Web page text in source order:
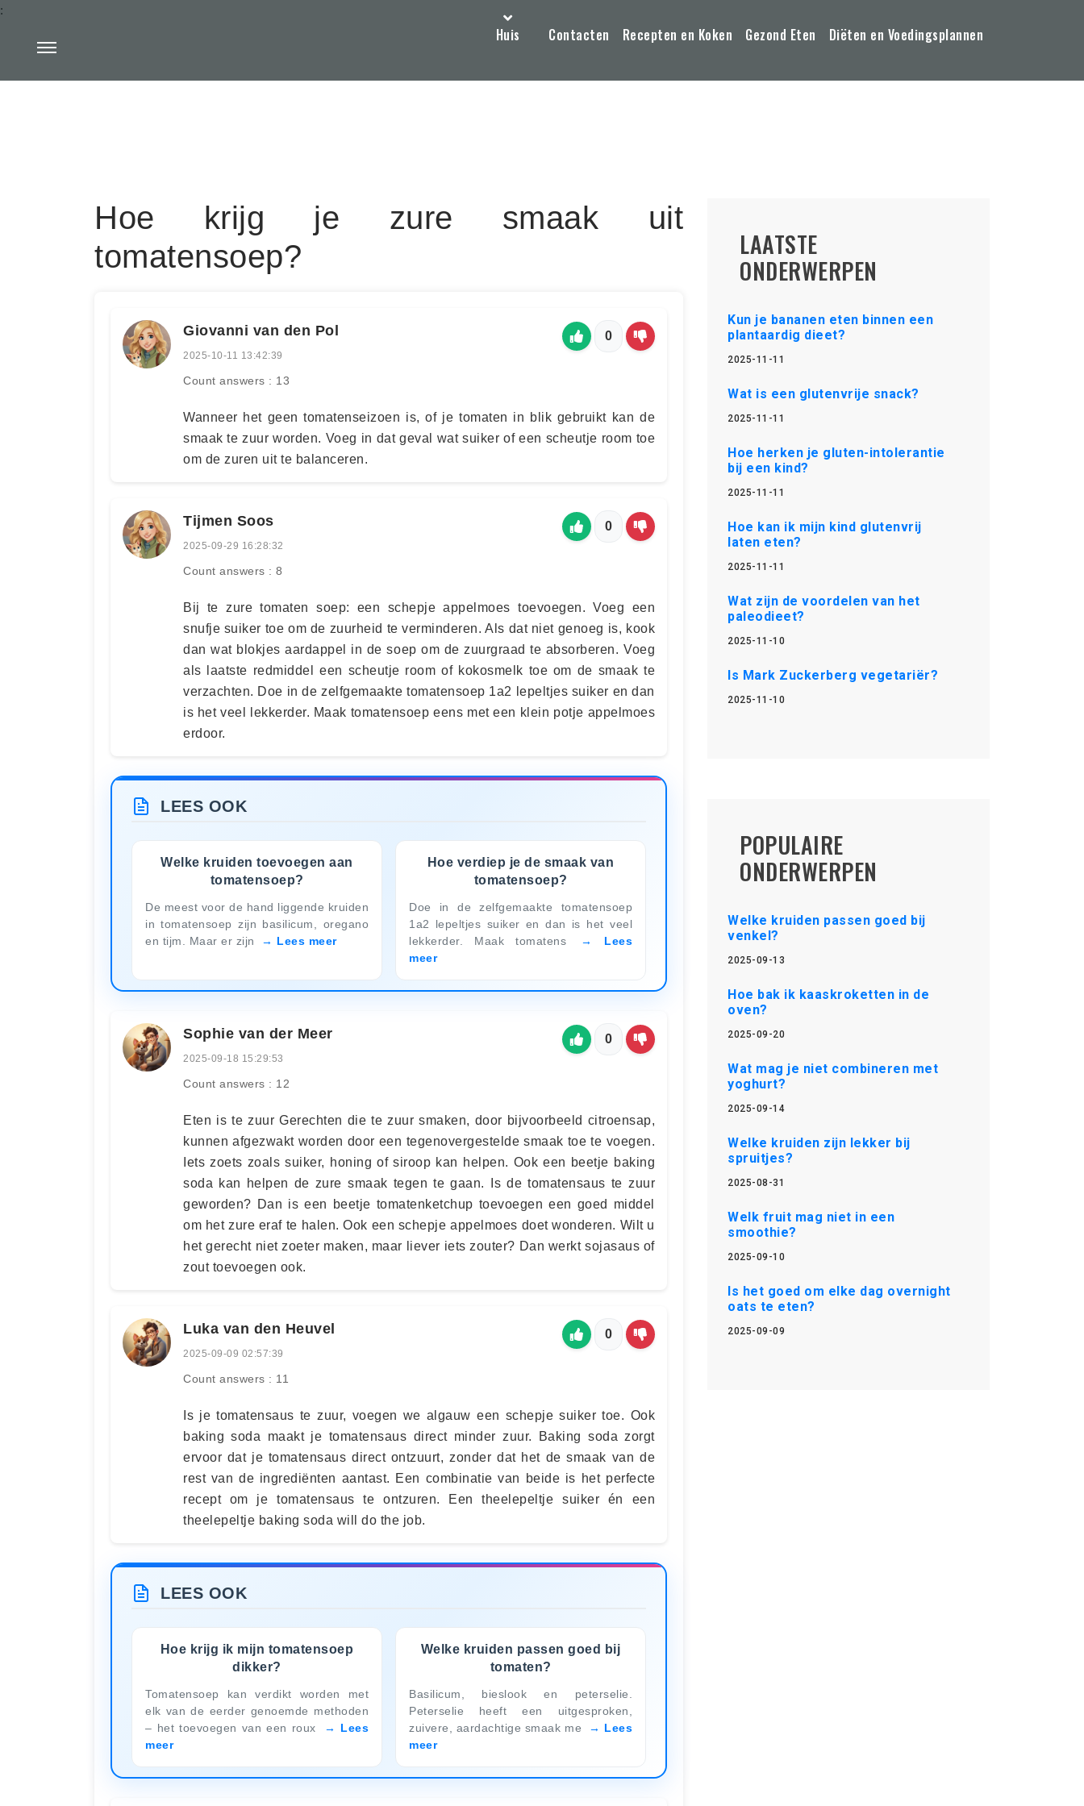
Huis Contacten Recepten en Koken Gezond Eten Diëten en Voedingsplannen
:
Hoe krijg je zure smaak uit
tomatensoep?
Giovanni van den Pol
2025-10-11 13:42:39
Count answers : 13
0
Wanneer het geen tomatenseizoen is, of je tomaten in blik gebruikt kan de
smaak te zuur worden. Voeg in dat geval wat suiker of een scheutje room toe
om de zuren uit te balanceren.
Tijmen Soos
2025-09-29 16:28:32
Count answers : 8
0
Bij te zure tomaten soep: een schepje appelmoes toevoegen. Voeg een
snufje suiker toe om de zuurheid te verminderen. Als dat niet genoeg is, kook
dan wat blokjes aardappel in de soep om de zuurgraad te absorberen. Voeg
als laatste redmiddel een scheutje room of kokosmelk toe om de smaak te
verzachten. Doe in de zelfgemaakte tomatensoep 1a2 lepeltjes suiker en dan
is het veel lekkerder. Maak tomatensoep eens met een klein potje appelmoes
erdoor.
LEES OOK
Welke kruiden toevoegen aan
tomatensoep?
De meest voor de hand liggende kruiden
in tomatensoep zijn basilicum, oregano
en tijm. Maar er zijn
Lees meer
Hoe verdiep je de smaak van
tomatensoep?
Doe in de zelfgemaakte tomatensoep
1a2 lepeltjes suiker en dan is het veel
lekkerder. Maak tomatens
Lees
meer
Sophie van der Meer
2025-09-18 15:29:53
Count answers : 12
0
Eten is te zuur Gerechten die te zuur smaken, door bijvoorbeeld citroensap,
kunnen afgezwakt worden door een tegenovergestelde smaak toe te voegen.
Iets zoets zoals suiker, honing of siroop kan helpen. Ook een beetje baking
soda kan helpen de zure smaak tegen te gaan. Is de tomatensaus te zuur
geworden? Dan is een beetje tomatenketchup toevoegen een goed middel
om het zure eraf te halen. Ook een schepje appelmoes doet wonderen. Wilt u
het gerecht niet zoeter maken, maar liever iets zouter? Dan werkt sojasaus of
zout toevoegen ook.
Luka van den Heuvel
2025-09-09 02:57:39
Count answers : 11
0
Is je tomatensaus te zuur, voegen we algauw een schepje suiker toe. Ook
baking soda maakt je tomatensaus direct minder zuur. Baking soda zorgt
ervoor dat je tomatensaus direct ontzuurt, zonder dat het de smaak van de
rest van de ingrediënten aantast. Een combinatie van beide is het perfecte
recept om je tomatensaus te ontzuren. Een theelepeltje suiker én een
theelepeltje baking soda will do the job.
LEES OOK
Hoe krijg ik mijn tomatensoep
dikker?
Tomatensoep kan verdikt worden met
elk van de eerder genoemde methoden
– het toevoegen van een roux
Lees
meer
Welke kruiden passen goed bij
tomaten?
Basilicum, bieslook en peterselie.
Peterselie heeft een uitgesproken,
zuivere, aardachtige smaak me
Lees
meer
LAATSTE
ONDERWERPEN
Kun je bananen eten binnen een
plantaardig dieet?
2025-11-11
Wat is een glutenvrije snack?
2025-11-11
Hoe herken je gluten-intolerantie
bij een kind?
2025-11-11
Hoe kan ik mijn kind glutenvrij
laten eten?
2025-11-11
Wat zijn de voordelen van het
paleodieet?
2025-11-10
Is Mark Zuckerberg vegetariër?
2025-11-10
POPULAIRE
ONDERWERPEN
Welke kruiden passen goed bij
venkel?
2025-09-13
Hoe bak ik kaaskroketten in de
oven?
2025-09-20
Wat mag je niet combineren met
yoghurt?
2025-09-14
Welke kruiden zijn lekker bij
spruitjes?
2025-08-31
Welk fruit mag niet in een
smoothie?
2025-09-10
Is het goed om elke dag overnight
oats te eten?
2025-09-09